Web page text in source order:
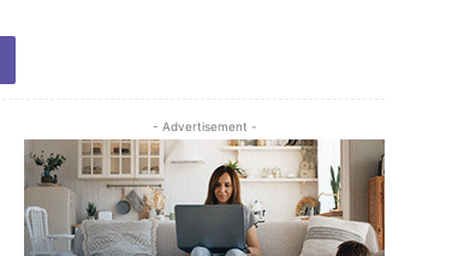
- Advertisement -